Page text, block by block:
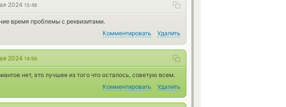
2024 15:48
время проблемы с реквизитами.
Комментировать Удалить
2024 14:56
нет, это лучшее из того что осталось, советую всем.
Комментировать
Удалить